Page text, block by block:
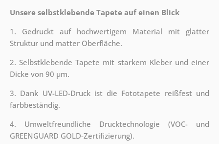
Unsere selbstklebende Tapete auf einen Blick
1. Gedruckt auf hochwertigem Material mit glatter
Struktur und matter Oberfläche.
2. Selbstklebende Tapete mit starkem Kleber und einer
Dicke von 90 µm.
3. Dank UV-LED-Druck ist die Fototapete reißfest und
farbbeständig.
4. Umweltfreundliche Drucktechnologie (VOC- und
GREENGUARD GOLD-Zertifizierung).